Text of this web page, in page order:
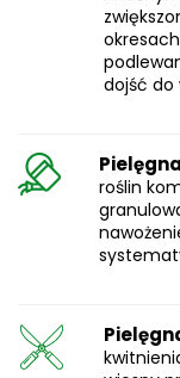
dojść do
roślin